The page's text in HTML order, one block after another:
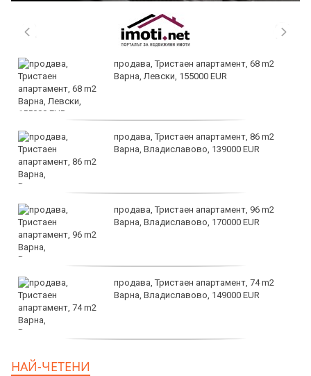
продава, Тристаен апартамент, 68 m2
Варна, Левски, 155000 EUR
продава, Тристаен апартамент, 86 m2
Варна, Владиславово, 139000 EUR
продава, Тристаен апартамент, 96 m2
Варна, Владиславово, 170000 EUR
продава, Тристаен апартамент, 74 m2
Варна, Владиславово, 149000 EUR
НАЙ-ЧЕТЕНИ